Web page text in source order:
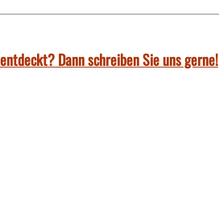
Dann schreiben Sie uns gerne!